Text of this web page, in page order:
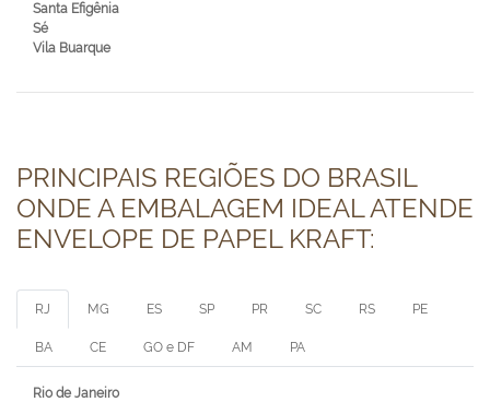
Santa Efigênia
Sé
Vila Buarque
PRINCIPAIS REGIÕES DO BRASIL
ONDE A EMBALAGEM IDEAL ATENDE
ENVELOPE DE PAPEL KRAFT:
RJ MG ES SP PR SC RS PE
BA CE GO e DF AM PA
Rio de Janeiro